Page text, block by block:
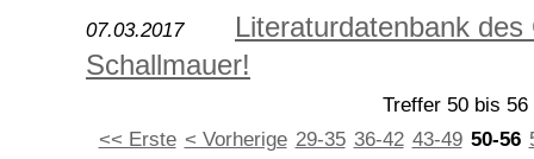
07.03.2017
Literaturdatenbank
Schallmauer!
Treffer 50 bis 56
<< Erste < Vorherige 29-35 36-42 43-49 50-56